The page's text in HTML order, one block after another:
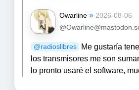
Owarline » 2026-08-06
@radioslibres
Me gustaría
los transmisores me son
lo pronto usaré el software,